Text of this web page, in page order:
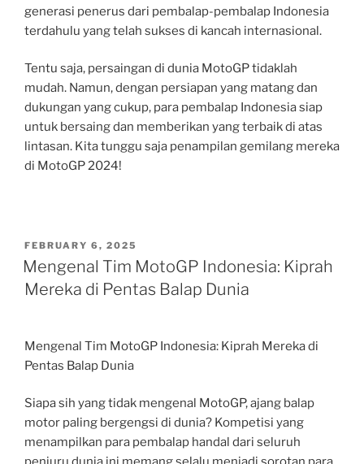
generasi penerus dari pembalap-pembalap Indonesia
terdahulu yang telah sukses di kancah internasional.
Tentu saja, persaingan di dunia MotoGP tidaklah
mudah. Namun, dengan persiapan yang matang dan
dukungan yang cukup, para pembalap Indonesia siap
untuk bersaing dan memberikan yang terbaik di atas
lintasan. Kita tunggu saja penampilan gemilang mereka
di MotoGP 2024!
POSTED
ON
FEBRUARY 6, 2025
Mengenal Tim MotoGP Indonesia: Kiprah
Mereka di Pentas Balap Dunia
Mengenal Tim MotoGP Indonesia: Kiprah Mereka di
Pentas Balap Dunia
Siapa sih yang tidak mengenal MotoGP, ajang balap
motor paling bergengsi di dunia? Kompetisi yang
menampilkan para pembalap handal dari seluruh